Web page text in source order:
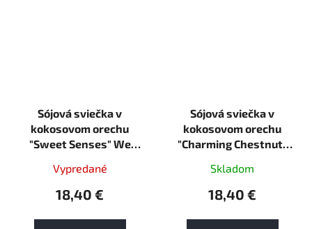
Sójová sviečka v
kokosovom orechu
"Sweet Senses" We
ZERO PLASTIC
Vypredané
18,40 €
Sójová sviečka v
kokosovom orechu
"Charming Chestnut"
g ZERO PLASTIC
Skladom
18,40 €